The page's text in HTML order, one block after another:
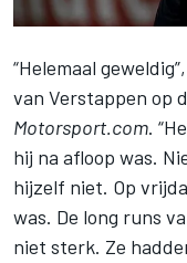
“Helemaal
van Verstappen op
Motorsport.com.
hij na afloop was.
hijzelf niet. Op
was. De long runs
niet sterk. Ze